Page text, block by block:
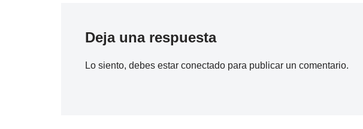
Deja una respuesta
Lo siento, debes estar conectado para publicar un comentario.